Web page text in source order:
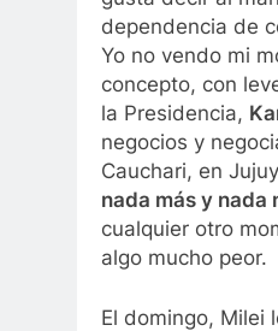
dependencia de
Yo no vendo mi
concepto, con
la Presidencia,
negocios y
Cauchari, en
nada más y nada
cualquier otro
algo mucho peor.
El domingo, Milei